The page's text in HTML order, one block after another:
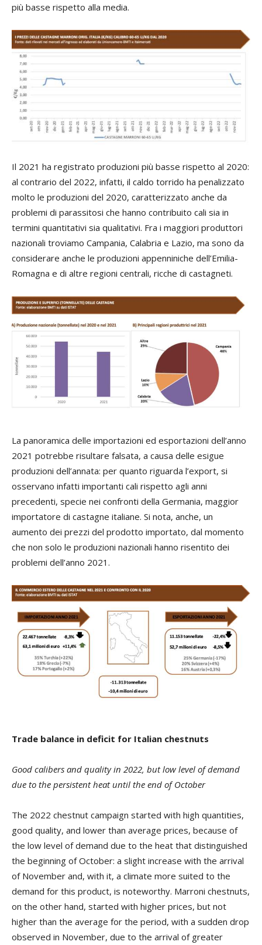
più basse rispetto alla media.
Il 2021 ha registrato produzioni più basse rispetto al 2020:
al contrario del 2022, infatti, il caldo torrido ha penalizzato
molto le produzioni del 2020, caratterizzato anche da
problemi di parassitosi che hanno contribuito cali sia in
termini quantitativi sia qualitativi. Fra i maggiori produttori
nazionali troviamo Campania, Calabria e Lazio, ma sono da
considerare anche le produzioni appenniniche dell’Emilia-
Romagna e di altre regioni centrali, ricche di castagneti.
La panoramica delle importazioni ed esportazioni dell’anno
2021 potrebbe risultare falsata, a causa delle esigue
produzioni dell’annata: per quanto riguarda l’export, si
osservano infatti importanti cali rispetto agli anni
precedenti, specie nei confronti della Germania, maggior
importatore di castagne italiane. Si nota, anche, un
aumento dei prezzi del prodotto importato, dal momento
che non solo le produzioni nazionali hanno risentito dei
problemi dell’anno 2021.
Trade balance in deficit for Italian chestnuts
Good calibers and quality in 2022, but low level of demand
due to the persistent heat until the end of October
The 2022 chestnut campaign started with high quantities,
good quality, and lower than average prices, because of
the low level of demand due to the heat that distinguished
the beginning of October: a slight increase with the arrival
of November and, with it, a climate more suited to the
demand for this product, is noteworthy. Marroni chestnuts,
on the other hand, started with higher prices, but not
higher than the average for the period, with a sudden drop
observed in November, due to the arrival of greater